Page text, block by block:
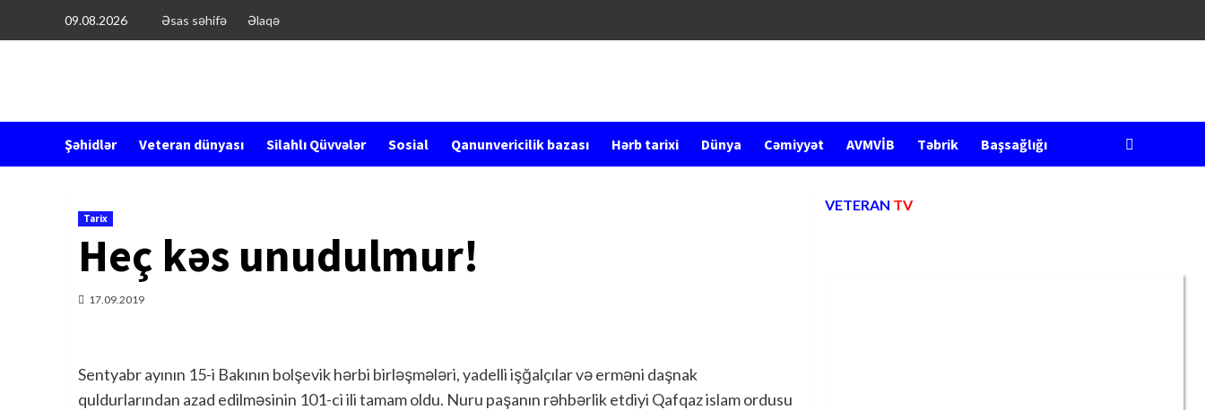
09.08.2026 Əsas səhifə Əlaqə
Şəhidlər Veteran dünyası Silahlı Qüvvələr Sosial Qanunvericilik bazası Hərb tarixi Dünya Cəmiyyət AVMVİB Təbrik Başsağlığı
Tarix
Heç kəs unudulmur!
17.09.2019
Sentyabr ayının 15-i Bakının bolşevik hərbi birləşmələri, yadelli işğalçılar və erməni daşnak
quldurlarından azad edilməsinin 101-ci ili tamam oldu. Nuru paşanın rəhbərlik etdiyi Qafqaz islam ordusu
VETERAN TV